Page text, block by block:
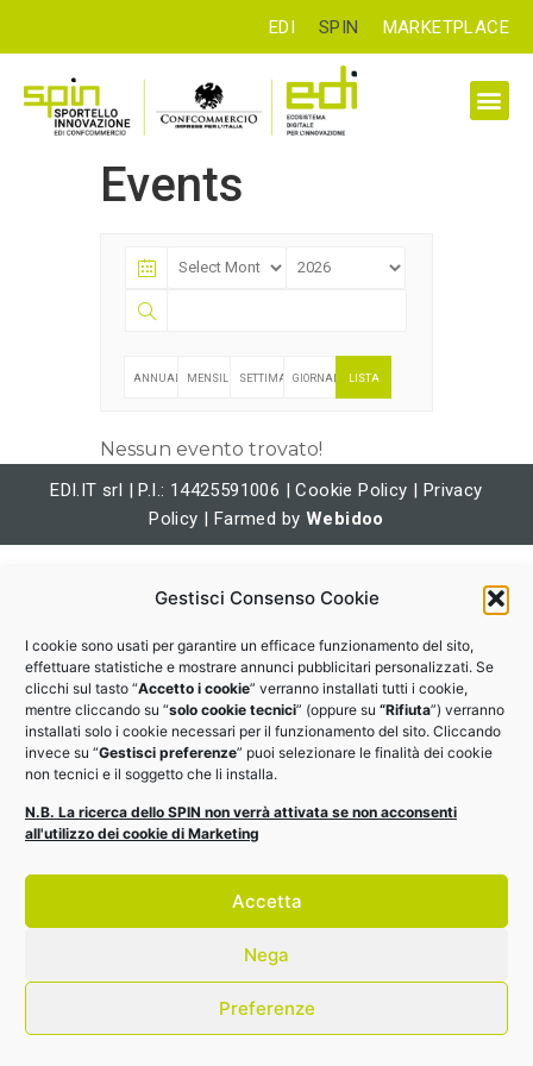
Gestisci Consenso Cookie
I cookie sono usati per garantire un efficace funzionamento del sito,
effettuare statistiche e mostrare annunci pubblicitari personalizzati. Se
clicchi sul tasto “Accetto i cookie” verranno installati tutti i cookie,
mentre cliccando su “solo cookie tecnici” (oppure su “Rifiuta”) verranno
installati solo i cookie necessari per il funzionamento del sito. Cliccando
invece su “Gestisci preferenze” puoi selezionare le finalità dei cookie
non tecnici e il soggetto che li installa.
N.B. La ricerca dello SPIN non verrà attivata se non acconsenti
all'utilizzo dei cookie di Marketing
Accetta
Nega
Preferenze
EDI SPIN MARKETPLACE
Events
ANNUALE MENSILE SETTIMANALEGIORNALIEROLISTA
Nessun evento trovato!
EDI.IT srl | P.I.: 14425591006 |Cookie Policy | Privacy
Policy | Farmed by Webidoo